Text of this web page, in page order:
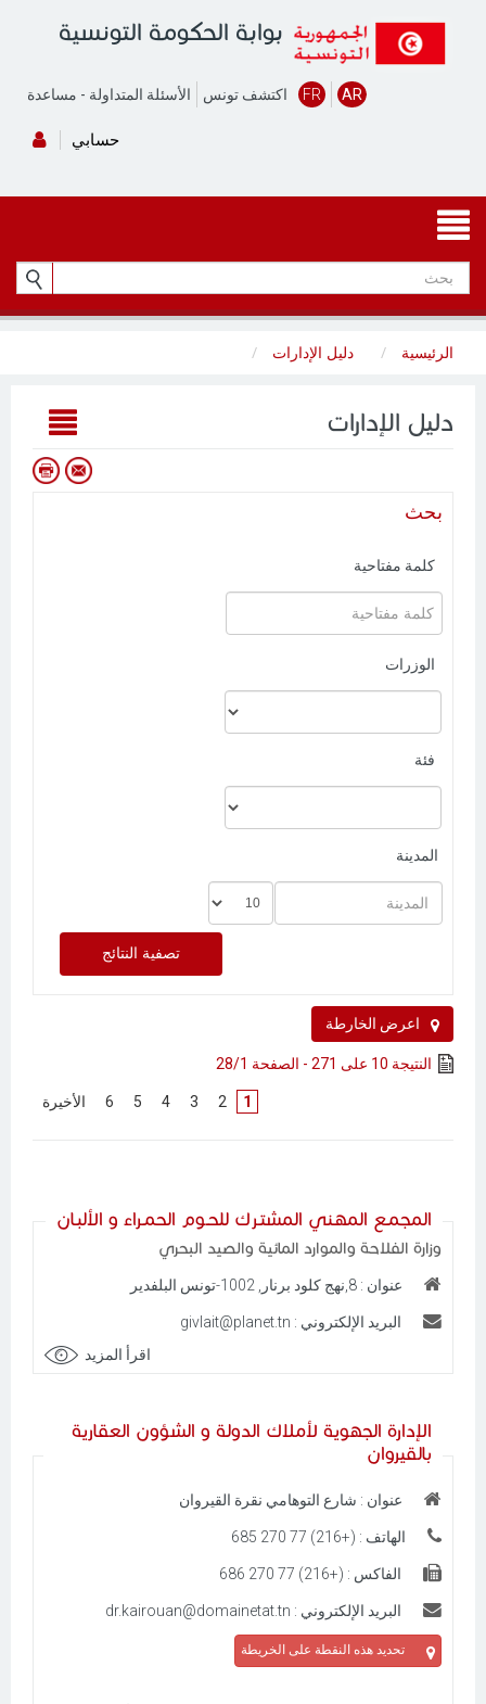
بوابة الحكومة التونسية
الأسئلة المتداولة - مساعدة اكتشف تونس FR AR
حسابي
الرئيسية دليل الإدارات
دليل الإدارات
بحث
كلمة مفتاحية
الوزرات
فئة
المدينة
اعرض الخارطة
النتيجة 10 على 271 - الصفحة 28/1
1
2
3
4
5
6 الأخيرة
المجمـع المهـني المشتـرك للحـوم الحمـراء و الألبـان
وزارة الفلاحة والموارد المائية والصيد البحري
عنوان : 8,نهج كلود برنار, 1002-تونس البلفدير
البريد الإلكتروني : givlait@planet.tn
اقرأ المزيد
الإدارة الجهوية لأملاك الدولة و الشؤون العقارية
بالقيروان
عنوان : شارع التوهامي نقرة القيروان
الهاتف : (+216) 77 270 685
الفاكس : (+216) 77 270 686
البريد الإلكتروني : dr.kairouan@domainetat.tn
تحديد هذه النقطة على الخريطة